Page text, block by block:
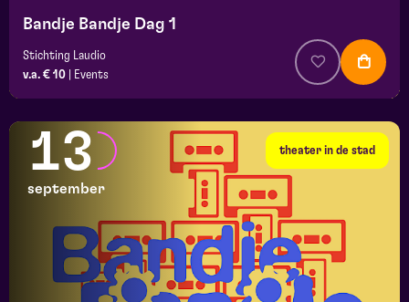
Bandje Bandje Dag 1
Stichting Laudio
v.a. € 10
Events
theater in de stad
13
september